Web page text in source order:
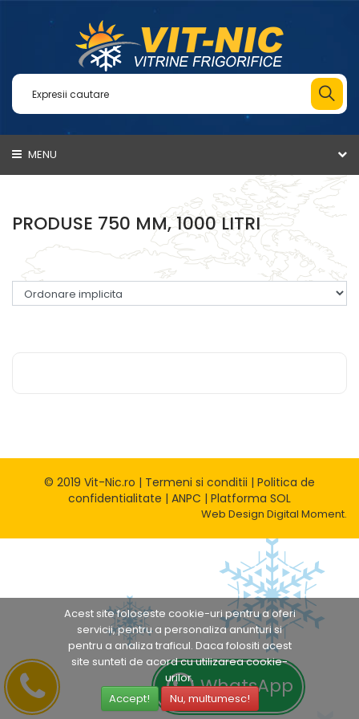
MENU
PRODUSE 750 MM, 1000 LITRI
© 2019 Vit-Nic.ro | Termeni si conditii | Politica de
confidentialitate | ANPC | Platforma SOL
Web Design Digital Moment.
WhatsApp
Acest site foloseste cookie-uri pentru a oferi
servicii, pentru a personaliza anunturi si
pentru a analiza traficul. Daca folositi acest
site sunteti de acord cu utilizarea cookie-
urilor.
Accept!
Nu, multumesc!